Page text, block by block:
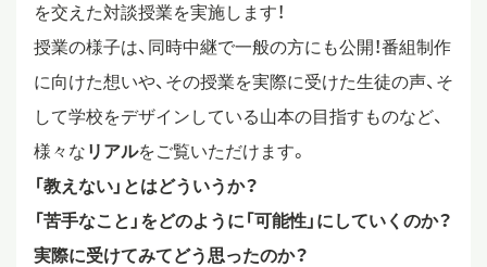
教員ブログ
在校生・保護者・卒業生の方へ
を交えた対談授業を実施します！
授業の様子は、同時中継で一般の方にも公開！番組制作
に向けた想いや、その授業を実際に受けた生徒の声、そ
して学校をデザインしている山本の目指すものなど、
様々な リアルをご覧いただけます。
「教えない」とはどういうか？
「苦手なこと」をどのように「可能性」にしていくのか？
実際に受けてみてどう思ったのか？